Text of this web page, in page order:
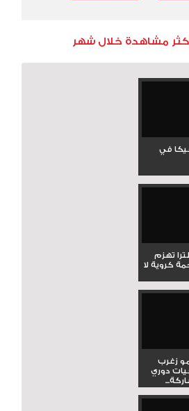
مشاهدة خلال شهر
في
تهزم
ملحمة كروية لا
زغرب
دوري